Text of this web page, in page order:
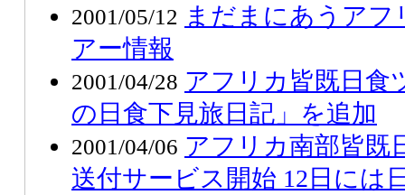
2001/05/12 まだまにあうアフ
アー情報
2001/04/28 アフリカ皆既日食
の日食下見旅日記」を追加
2001/04/06 アフリカ南部皆既
送付サービス開始 12日には